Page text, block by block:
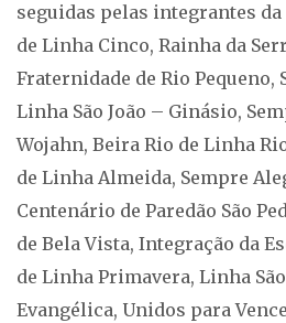
seguidas pelas integrantes da
de Linha Cinco, Rainha da
Fraternidade de Rio Pequeno,
Linha São João – Ginásio,
Wojahn, Beira Rio de Linha
de Linha Almeida, Sempre
Centenário de Paredão São
de Bela Vista, Integração da
de Linha Primavera, Linha
Evangélica, Unidos para